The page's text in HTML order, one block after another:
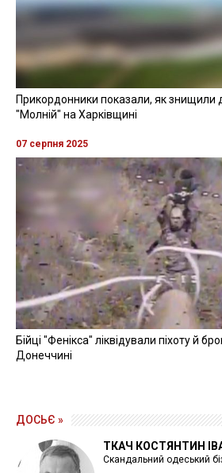
Прикордонники показали, як знищили
"Молній" на Харківщині
07 серпня 2025
Бійці "Фенікса" ліквідували піхоту й
Донеччині
ДОСЬЄ »
ТКАЧ КОСТЯНТИН
Скандальний одеський